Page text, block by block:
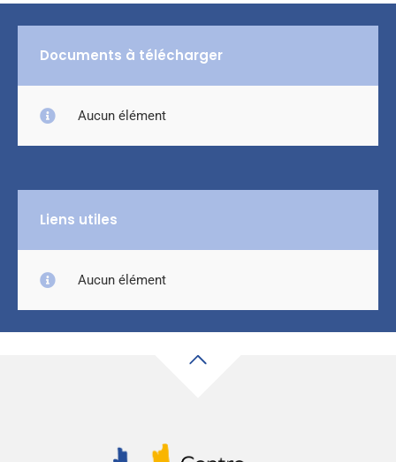
Documents à télécharger
Aucun élément
Liens utiles
Aucun élément